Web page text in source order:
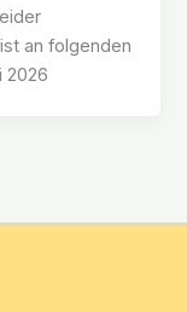
an folgenden
2026